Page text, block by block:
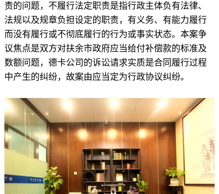
责的问题，不履行法定职责是指行政主体负有法律、
法规以及规章负担设定的职责，有义务、有能力履行
而没有履行或不彻底履行的行为或事实状态。本案争
议焦点是双方对扶余市政府应当给付补偿款的标准及
数额问题，德卡公司的诉讼请求实质是合同履行过程
中产生的纠纷，故案由应当定为行政协议纠纷。